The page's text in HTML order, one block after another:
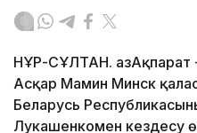
НҰР-СҰЛТАН. ҚазАқпарат
Асқар Мамин Минск
Беларусь
Лукашенкомен кездесу